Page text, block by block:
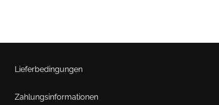
Lieferbedingungen
Zahlungsinformationen